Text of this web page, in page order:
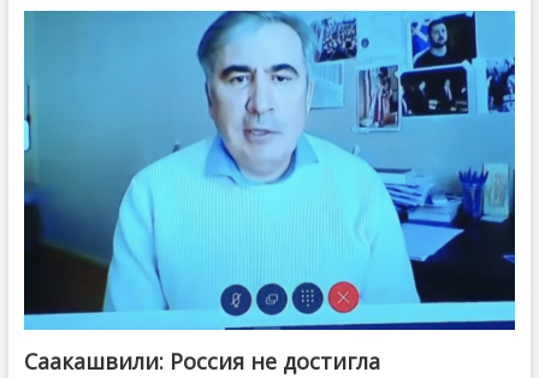
Саакашвили: Россия не достигла